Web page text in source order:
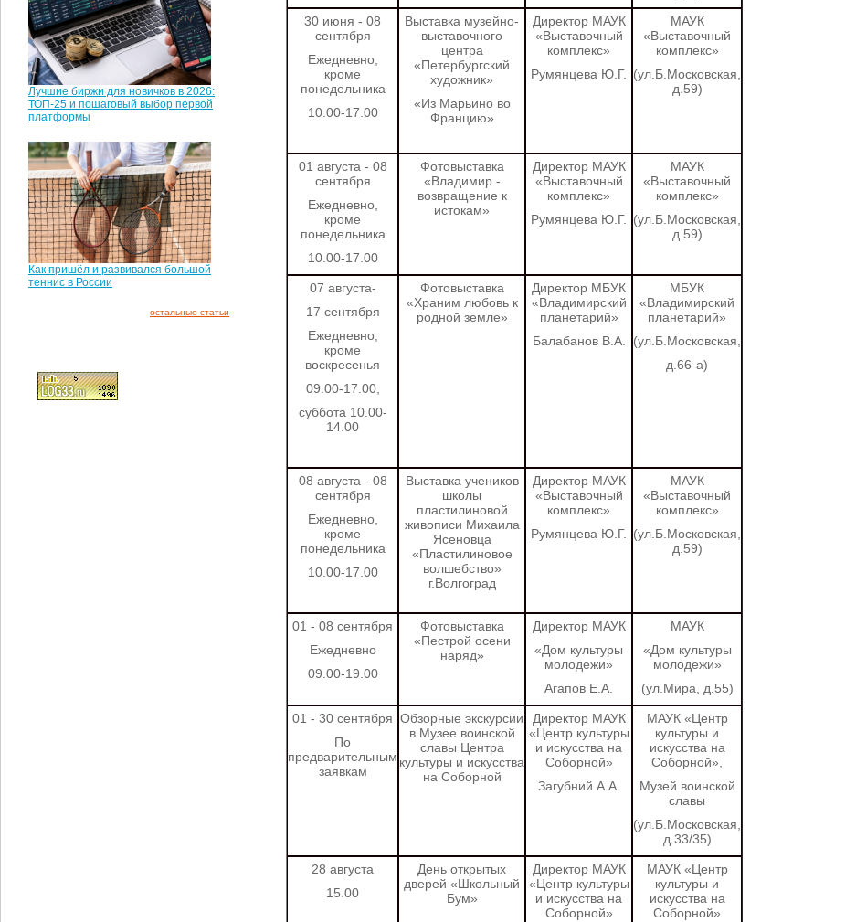
Лучшие биржи для новичков в 2026:
ТОП-25 и пошаговый выбор первой
платформы
Как пришёл и развивался большой
теннис в России
остальные статьи
30 июня - 08
сентября
Ежедневно,
кроме
понедельника
10.00-17.00
Выставка музейно-
выставочного
центра
«Петербургский
художник»
«Из Марьино во
Францию»
Директор МАУК
«Выставочный
комплекс»
Румянцева Ю.Г.
МАУК
«Выставочный
комплекс»
(ул.Б.Московская,
д.59)
01 августа - 08
сентября
Ежедневно,
кроме
понедельника
10.00-17.00
Фотовыставка
«Владимир -
возвращение к
истокам»
Директор МАУК
«Выставочный
комплекс»
Румянцева Ю.Г.
МАУК
«Выставочный
комплекс»
(ул.Б.Московская,
д.59)
07 августа-
17 сентября
Ежедневно,
кроме
воскресенья
09.00-17.00,
суббота 10.00-
14.00
Фотовыставка
«Храним любовь к
родной земле»
Директор МБУК
«Владимирский
планетарий»
Балабанов В.А.
МБУК
«Владимирский
планетарий»
(ул.Б.Московская,
д.66-а)
08 августа - 08
сентября
Ежедневно,
кроме
понедельника
10.00-17.00
Выставка учеников
школы
пластилиновой
живописи Михаила
Ясеновца
«Пластилиновое
волшебство»
г.Волгоград
Директор МАУК
«Выставочный
комплекс»
Румянцева Ю.Г.
МАУК
«Выставочный
комплекс»
(ул.Б.Московская,
д.59)
01 - 08 сентября
Ежедневно
09.00-19.00
Фотовыставка
«Пестрой осени
наряд»
Директор МАУК
«Дом культуры
молодежи»
Агапов Е.А.
МАУК
«Дом культуры
молодежи»
(ул.Мира, д.55)
01 - 30 сентября
По
предварительным
заявкам
Обзорные экскурсии
в Музее воинской
славы Центра
культуры и искусства
на Соборной
Директор МАУК
«Центр культуры
и искусства на
Соборной»
Загубний А.А.
МАУК «Центр
культуры и
искусства на
Соборной»,
Музей воинской
славы
(ул.Б.Московская,
д.33/35)
28 августа
15.00
День открытых
дверей «Школьный
Бум»
Директор МАУК
«Центр культуры
и искусства на
Соборной»
МАУК «Центр
культуры и
искусства на
Соборной»